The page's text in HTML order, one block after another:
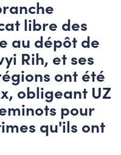
libre des
au dépôt de
Rih, et ses
ont été
obligeant UZ
pour
qu'ils ont